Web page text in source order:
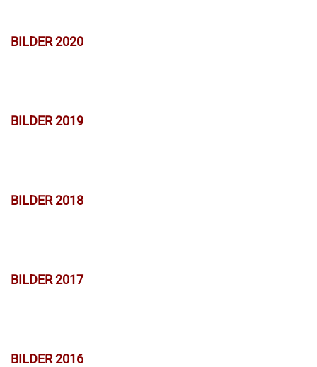
BILDER 2020
BILDER 2019
BILDER 2018
BILDER 2017
BILDER 2016